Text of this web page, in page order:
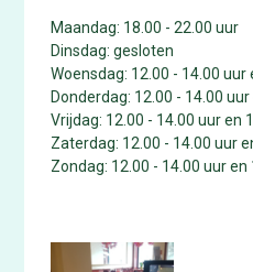
Maandag: 18.00 - 22.00 uur
Dinsdag: gesloten
Woensdag: 12.00 - 14.00 uur
Donderdag: 12.00 - 14.00
Vrijdag: 12.00 - 14.00 uur en
Zaterdag: 12.00 - 14.00 uur
Zondag: 12.00 - 14.00 uur en